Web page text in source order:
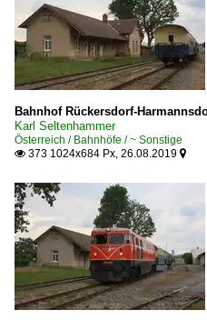
Bahnhof Rückersdorf-
Karl Seltenhammer
Österreich / Bahnhöfe / ~ Sonstige
 373 1024x684 Px, 26.08.2019 